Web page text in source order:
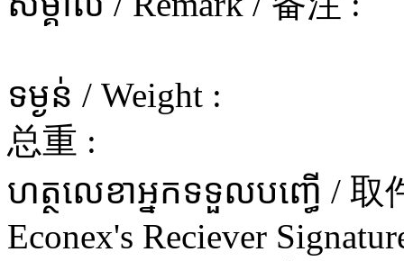
ទម្ងន់ / Weight :
总重 :
ហត្ថលេខាអ្នកទទួលបញ្ធើ / 取
Econex's Reciever